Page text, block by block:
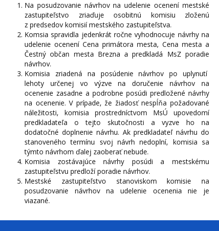
Na posudzovanie návrhov na udelenie ocenení mestské
zastupiteľstvo zriaďuje osobitnú komisiu zloženú
z predsedov komisií mestského zastupiteľstva.
Komsia spravidla jedenkrát ročne vyhodnocuje návrhy na
udelenie ocenení Cena primátora mesta, Cena mesta a
Čestný občan mesta Brezna a predkladá MsZ poradie
návrhov.
Komisia zriadená na posúdenie návrhov po uplynutí
lehoty určenej vo výzve na doručenie návrhov na
ocenenie zasadne a podrobne posúdi predložené návrhy
na ocenenie. V prípade, že žiadosť nespĺňa požadované
náležitosti, komisia prostredníctvom MsÚ upovedomí
predkladateľa o tejto skutočnosti a vyzve ho na
dodatočné doplnenie návrhu. Ak predkladateľ návrhu do
stanoveného termínu svoj návrh nedoplní, komisia sa
týmto návrhom ďalej zaoberať nebude.
Komisia zostávajúce návrhy posúdi a mestskému
zastupiteľstvu predloží poradie návrhov.
Mestské zastupiteľstvo stanoviskom komisie na
posudzovanie návrhov na udelenie ocenenia nie je
viazané.